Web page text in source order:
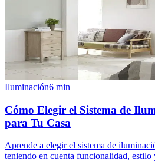
Iluminación6 min
Cómo Elegir el Sistema de
para Tu Casa
Aprende a elegir el sistema de
teniendo en cuenta funcionalidad, estilo